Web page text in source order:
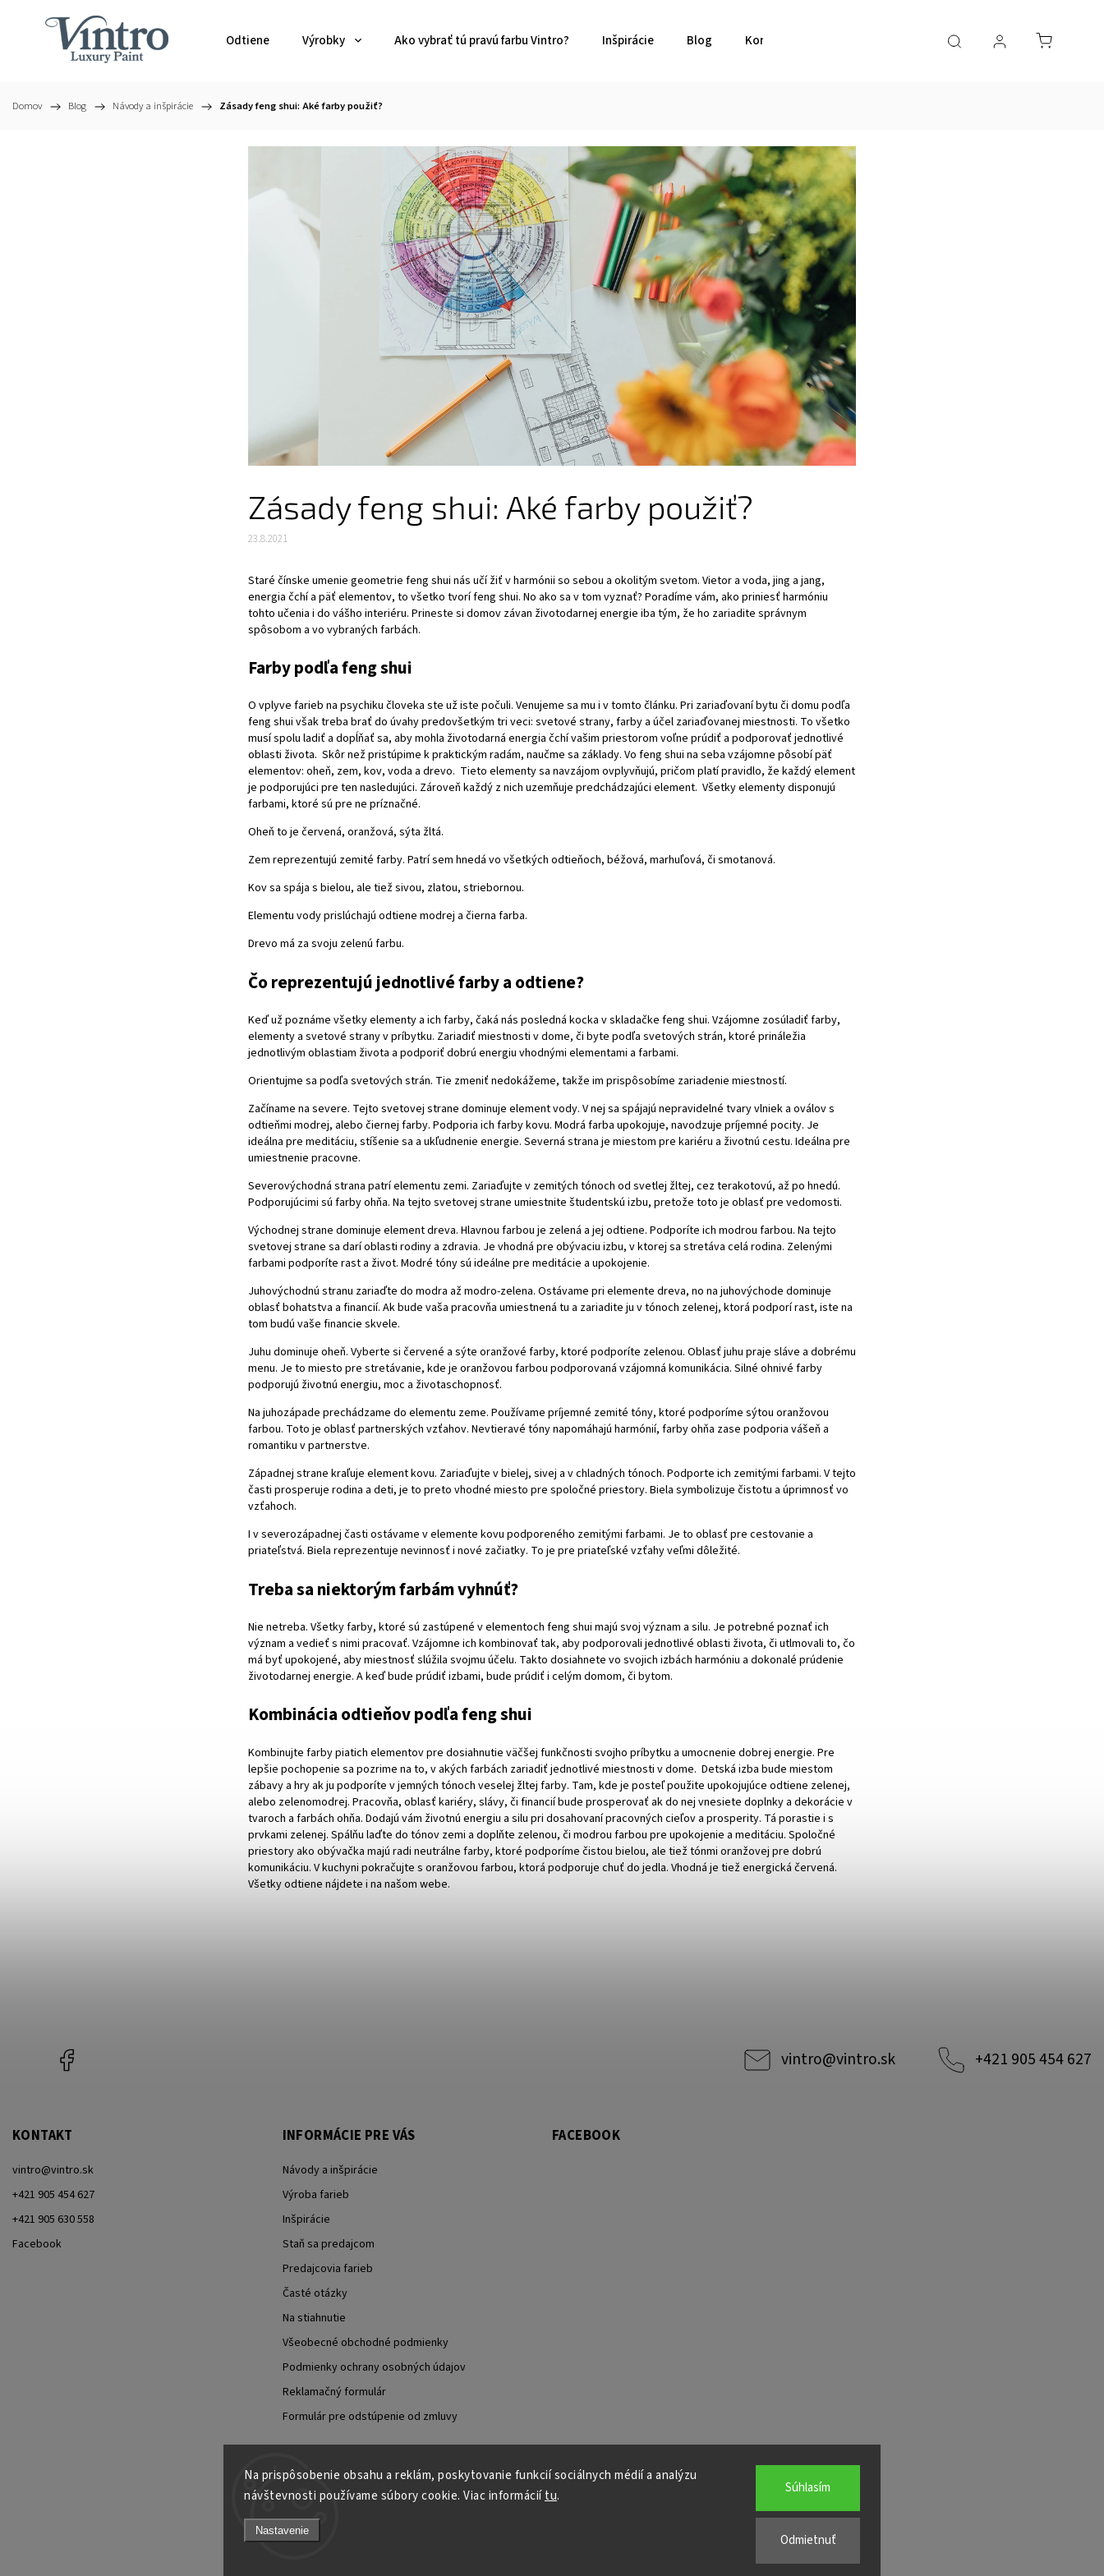
Na prispôsobenie obsahu a reklám, poskytovanie funkcií sociálnych médií a analýzu
návštevnosti používame súbory cookie. Viac informáciítu.
Nastavenie
Odmietnuť
Súhlasím
Odtiene Výrobky Ako vybrať tú pravú farbu Vintro? Inšpirácie Blog Kontakt
Domov / Blog / Návody a inšpirácie / Zásady feng shui: Aké farby použiť?
Zásady feng shui: Aké farby použiť?
23.8.2021
Staré čínske umenie geometrie feng shui nás učí žiť v harmónii so sebou a okolitým svetom. Vietor a voda, jing a jang,
energia čchí a päť elementov, to všetko tvorí feng shui. No ako sa v tom vyznať? Poradíme vám, ako priniesť harmóniu
tohto učenia i do vášho interiéru. Prineste si domov závan životodarnej energie iba tým, že ho zariadite správnym
spôsobom a vo vybraných farbách.
Farby podľa feng shui
O vplyve farieb na psychiku človeka ste už iste počuli. Venujeme sa mu i vtomto článku. Pri zariaďovaní bytu či domu podľa
feng shui však treba brať do úvahy predovšetkým tri veci: svetové strany, farby a účel zariaďovanej miestnosti. To všetko
musí spolu ladiť a dopĺňať sa, aby mohla životodarná energia čchí vašim priestorom voľne prúdiť a podporovať jednotlivé
oblasti života. Skôr než pristúpime k praktickým radám, naučme sa základy. Vo feng shui na seba vzájomne pôsobí päť
elementov: oheň, zem, kov, voda a drevo. Tieto elementy sa navzájom ovplyvňujú, pričom platí pravidlo, že každý element
je podporujúci pre ten nasledujúci. Zároveň každý z nich uzemňuje predchádzajúci element. Všetky elementy disponujú
farbami, ktoré sú pre ne príznačné.
Oheň to je červená, oranžová, sýta žltá.
Zem reprezentujú zemité farby. Patrí sem hnedá vo všetkých odtieňoch, béžová, marhuľová, či smotanová.
Kov sa spája s bielou, ale tiež sivou, zlatou, striebornou.
Elementu vody prislúchajú odtiene modrej a čierna farba.
Drevo má za svoju zelenú farbu.
Čo reprezentujú jednotlivé farby a odtiene?
Keď už poznáme všetky elementy a ich farby, čaká nás posledná kocka v skladačke feng shui. Vzájomne zosúladiť farby,
elementy a svetové strany v príbytku. Zariadiť miestnosti v dome, či byte podľa svetových strán, ktoré prináležia
jednotlivým oblastiam života a podporiť dobrú energiu vhodnými elementami a farbami.
Orientujme sa podľa svetových strán. Tie zmeniť nedokážeme, takže im prispôsobíme zariadenie miestností.
Začíname na severe. Tejto svetovej strane dominuje element vody. V nej sa spájajú nepravidelné tvary vlniek a oválov s
odtieňmi modrej, alebo čiernej farby. Podporia ich farby kovu. Modrá farba upokojuje, navodzuje príjemné pocity. Je
ideálna pre meditáciu, stíšenie sa a ukľudnenie energie. Severná strana je miestom pre kariéru a životnú cestu. Ideálna pre
umiestnenie pracovne.
Severovýchodná strana patrí elementu zemi. Zariaďujte v zemitých tónoch od svetlej žltej, cezterakotovú, až po hnedú.
Podporujúcimi sú farby ohňa. Na tejto svetovej strane umiestnite študentskú izbu, pretože toto je oblasť pre vedomosti.
Východnej strane dominuje element dreva. Hlavnou farbou je zelená a jej odtiene. Podporíte ich modrou farbou. Na tejto
svetovej strane sa darí oblasti rodiny a zdravia. Je vhodná pre obývaciu izbu, v ktorej sa stretáva celá rodina. Zelenými
farbami podporíte rast a život. Modré tóny sú ideálne pre meditácie a upokojenie.
Juhovýchodnú stranu zariaďte do modra ažmodro-zelena. Ostávame pri elemente dreva, no na juhovýchode dominuje
oblasť bohatstva a financií. Ak bude vaša pracovňa umiestnená tu a zariadite ju v tónoch zelenej, ktorá podporí rast, iste na
tom budú vaše financie skvele.
Juhu dominuje oheň. Vyberte si červené a sýte oranžové farby, ktoré podporíte zelenou. Oblasť juhu praje sláve a dobrému
menu. Je to miesto pre stretávanie, kde je oranžovou farbou podporovaná vzájomná komunikácia. Silné ohnivé farby
podporujú životnú energiu, moc a životaschopnosť.
Na juhozápade prechádzame do elementu zeme. Používame príjemné zemité tóny, ktoré podporíme sýtou oranžovou
farbou. Toto je oblasť partnerských vzťahov. Nevtieravé tóny napomáhajú harmónií, farby ohňa zase podporia vášeň a
romantiku v partnerstve.
Západnej strane kraľuje element kovu. Zariaďujte vbielej, sivej a v chladných tónoch. Podporte ich zemitými farbami. V tejto
časti prosperuje rodina a deti, je to preto vhodné miesto pre spoločné priestory. Biela symbolizuje čistotu a úprimnosť vo
vzťahoch.
I v severozápadnej časti ostávame v elemente kovu podporeného zemitými farbami. Je to oblasť pre cestovanie a
priateľstvá. Biela reprezentuje nevinnosť i nové začiatky. To je pre priateľské vzťahy veľmi dôležité.
Treba sa niektorým farbám vyhnúť?
Nie netreba. Všetky farby, ktoré sú zastúpené v elementoch feng shui majú svoj význam a silu. Je potrebné poznať ich
význam a vedieť s nimi pracovať. Vzájomne ich kombinovať tak, aby podporovali jednotlivé oblasti života, či utlmovali to, čo
má byť upokojené, aby miestnosť slúžila svojmu účelu. Takto dosiahnete vo svojich izbách harmóniu a dokonalé prúdenie
životodarnej energie. A keď bude prúdiť izbami, bude prúdiť i celým domom, či bytom.
Kombinácia odtieňov podľa feng shui
Kombinujte farby piatich elementov pre dosiahnutie väčšej funkčnosti svojho príbytku a umocnenie dobrej energie. Pre
lepšie pochopenie sa pozrime na to, v akých farbách zariadiť jednotlivé miestnosti v dome. Detská izba bude miestom
zábavy a hry ak ju podporíte v jemných tónoch veselej žltej farby. Tam, kde je posteľ použite upokojujúce odtiene zelenej,
alebo zelenomodrej. Pracovňa, oblasť kariéry, slávy, či financií bude prosperovať ak do nej vnesiete doplnky a dekorácie v
tvaroch a farbách ohňa. Dodajú vám životnú energiu a silu pri dosahovaní pracovných cieľov a prosperity. Tá porastie i s
prvkami zelenej. Spálňu laďte do tónov zemi a doplňte zelenou, či modrou farbou pre upokojenie a meditáciu. Spoločné
priestory ako obývačka majú radi neutrálne farby, ktoré podporíme čistou bielou, ale tiež tónmi oranžovej pre dobrú
komunikáciu. V kuchyni pokračujte s oranžovou farbou, ktorá podporuje chuť do jedla. Vhodná je tiež energická červená.
Všetky odtiene nájdete i na našom webe.
vintro@vintro.sk +421 905 454 627
KONTAKT
vintro@vintro.sk
+421 905 454 627
+421 905 630 558
Facebook
INFORMÁCIE PRE VÁS
Návody a inšpirácie
Výroba farieb
Inšpirácie
Staň sa predajcom
Predajcovia farieb
Časté otázky
Na stiahnutie
Všeobecné obchodné podmienky
Podmienky ochrany osobných údajov
Reklamačný formulár
Formulár pre odstúpenie od zmluvy
FACEBOOK
Copyright 2026Vintro.sk. Všetky práva vyhradené.